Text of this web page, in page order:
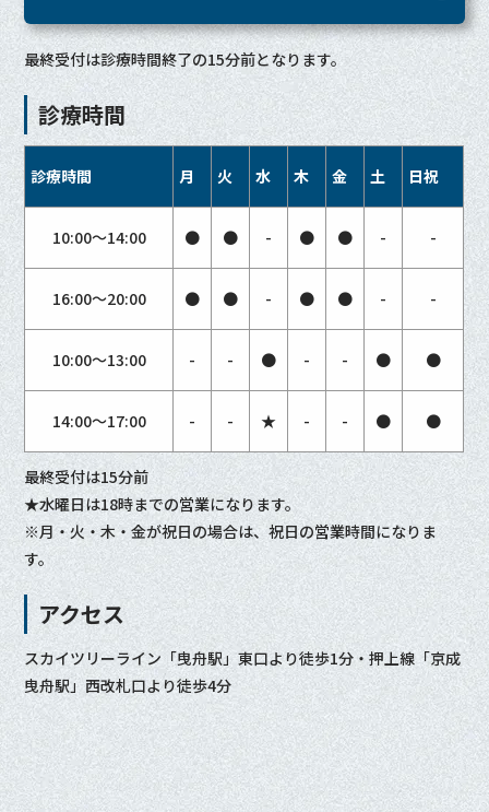
最終受付は診療時間終了の15分前となります。
診療時間
診療時間 月 火 水 木 金 土 日祝
10:00〜14:00 ● ● - ● ● - -
16:00〜20:00 ● ● - ● ● - -
10:00〜13:00 - - ● - - ● ●
14:00〜17:00 - - ★ - - ● ●
最終受付は15分前
★水曜日は18時までの営業になります。
※月・火・木・金が祝日の場合は、祝日の営業時間になりま
す。
アクセス
スカイツリーライン「曳舟駅」東口より徒歩1分・押上線「京成
曳舟駅」西改札口より徒歩4分